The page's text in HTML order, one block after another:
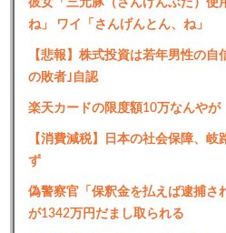
彼女「三元豚（さんげんぶた）使
ね」 ワイ「さんげんとん、ね」
【悲報】株式投資は若年男性の
の敗者｣自認
楽天カードの限度額10万なんやが
【消費減税】日本の社会保障、
ず
偽警察官「保釈金を払えば逮捕さ
が1342万円だまし取られる